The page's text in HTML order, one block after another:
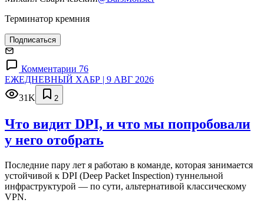
Терминатор кремния
Подписаться
Комментарии 76
ЕЖЕДНЕВНЫЙ ХАБР | 9 АВГ 2026
31K
2
Что видит DPI, и что мы попробовали
у него отобрать
Последние пару лет я работаю в команде, которая занимается
устойчивой к DPI (Deep Packet Inspection) туннельной
инфраструктурой — по сути, альтернативой классическому
VPN.